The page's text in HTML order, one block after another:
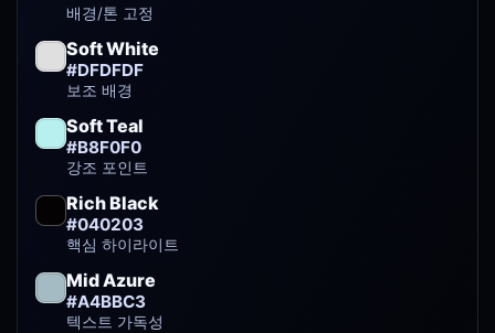
배경/톤 고정
Soft White
#DFDFDF
보조 배경
Soft Teal
#B8F0F0
강조 포인트
Rich Black
#040203
핵심 하이라이트
Mid Azure
#A4BBC3
텍스트 가독성